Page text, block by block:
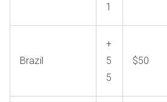
1
Brazil
+
5
5
$50